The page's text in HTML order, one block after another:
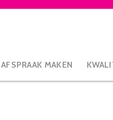
AFSPRAAK MAKEN